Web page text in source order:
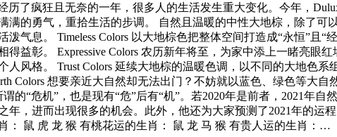
历了疯狂且无奈的一年，很多人的生活发生重大变化。今年，
满的勇气，重拾生活的步调。 自然且温暖的中性大地棕，除了
气息。 Timeless Colors 以大地棕色把整体空间打造成“永恒”且
得益彰。 Expressive Colors 农历新年将至，为家中添上一睹亮
人风格。 Trust Colors 延续大地棕的温暖色调，以不同的大地色
Colors 想要亲近大自然却无法出门？不妨就以蓝色、绿色等
的“危机”，也是现有“危”后有“机”。若2020年是前者，2021年
年，进而出现很多的机会。此外，他还为大家预测了2021年的运
： 鼠 虎 龙 猴 有桃花运的生肖： 鼠 龙 马 猴 有贵人运的生肖：…